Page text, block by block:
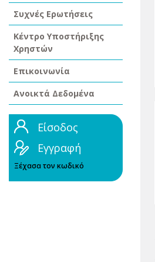
Συχνές Ερωτήσεις
Κέντρο Υποστήριξης
Χρηστών
Επικοινωνία
Ανοικτά Δεδομένα
Είσοδος
Εγγραφή
Ξέχασα τον κωδικό